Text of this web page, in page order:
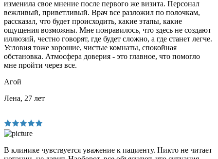
изменила свое мнение после первого же визита. Персонал
вежливый, приветливый. Врач все разложил по полочкам,
рассказал, что будет происходить, какие этапы, какие
ощущения возможны. Мне понравилось, что здесь не создают
иллюзий, честно говорят, где будет сложно, а где станет легче.
Условия тоже хорошие, чистые комнаты, спокойная
обстановка. Атмосфера доверия - это главное, что помогло
мне пройти через все.
Агой
Лена, 27 лет
В клинике чувствуется уважение к пациенту. Никто не читает